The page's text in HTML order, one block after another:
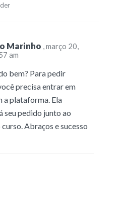
Marinho , março 20,
am
bem? Para pedir
precisa entrar em
a plataforma. Ela
seu pedido junto ao
Abraços e sucesso